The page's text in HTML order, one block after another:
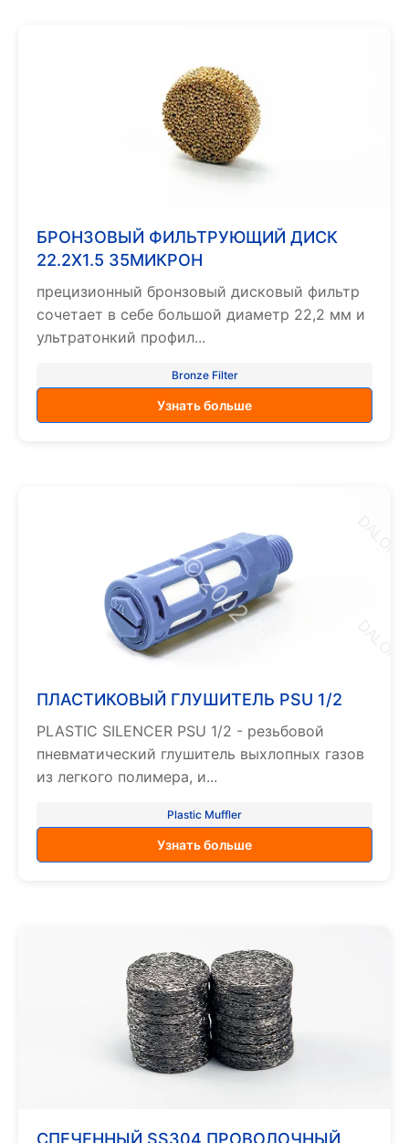
БРОНЗОВЫЙ ФИЛЬТРУЮЩИЙ ДИСК
22.2X1.5 35МИКРОН
прецизионный бронзовый дисковый фильтр
сочетает в себе большой диаметр 22,2 мм и
ультратонкий профил...
Bronze Filter
Узнать больше
ПЛАСТИКОВЫЙ ГЛУШИТЕЛЬ PSU 1/2
PLASTIC SILENCER PSU 1/2 - резьбовой
пневматический глушитель выхлопных газов
из легкого полимера, и...
Plastic Muffler
Узнать больше
СПЕЧЕННЫЙ SS304 ПРОВОЛОЧНЫЙ